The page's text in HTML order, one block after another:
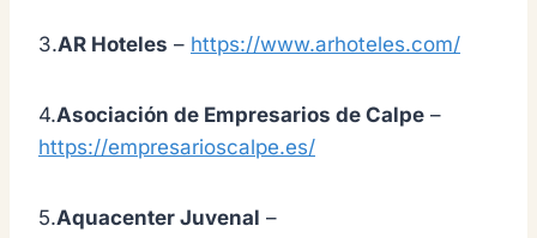
3.AR Hoteles – https://www.arhoteles.com/
4.Asociación de Empresarios de Calpe –
https://empresarioscalpe.es/
5.Aquacenter Juvenal –